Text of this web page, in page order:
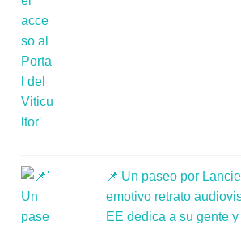
📌'Un paseo por
emotivo retrato
EE dedica a su gente